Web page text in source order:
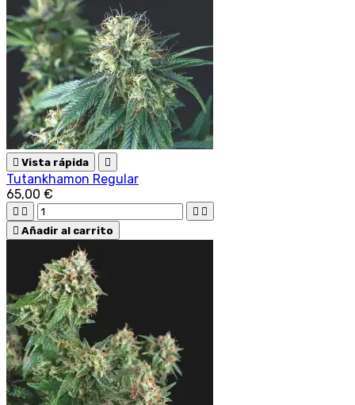
 Vista rápida 
Tutankhamon Regular
65,00 €
   
 Añadir al carrito